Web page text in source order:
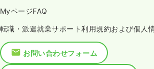
MyページFAQ
転職・派遣就業サポート利用規約および個人
お問い合わせフォーム